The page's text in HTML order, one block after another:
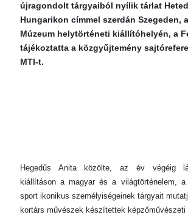
újragondolt tárgyaiból nyílik tárlat
Hungarikon címmel szerdán Szegeden,
Múzeum helytörténeti kiállítóhelyén, a
tájékoztatta a közgyűjtemény
MTI-t.
Hegedűs Anita közölte, az év végéig
kiállításon a magyar és a világtörténelem,
sport ikonikus személyiségeinek tárgyait
kortárs művészek készítettek képzőművészeti